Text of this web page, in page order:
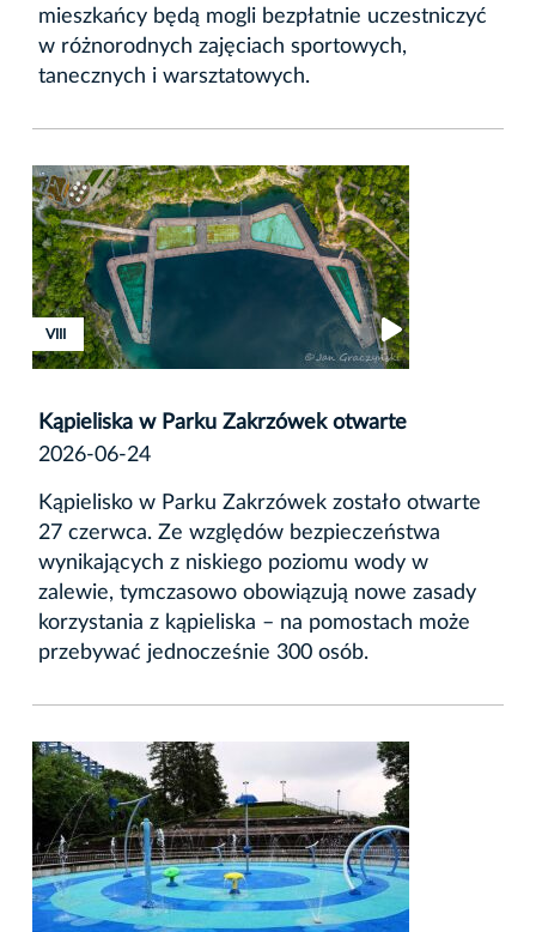
mieszkańcy będą mogli bezpłatnie uczestniczyć
w różnorodnych zajęciach sportowych,
tanecznych i warsztatowych.
XVIII
XVIII
VIII
Kąpieliska w Parku Zakrzówek otwarte
2026-06-24
Kąpielisko w Parku Zakrzówek zostało otwarte
27 czerwca. Ze względów bezpieczeństwa
wynikających z niskiego poziomu wody w
zalewie, tymczasowo obowiązują nowe zasady
korzystania z kąpieliska – na pomostach może
przebywać jednocześnie 300 osób.